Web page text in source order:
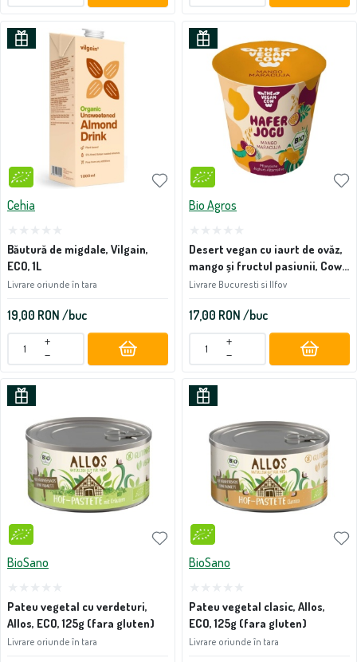
Cehia
Băutură de migdale, Vilgain,
ECO, 1L
Livrare oriunde în tara
19,00 RON /buc
+
−
Bio Agros
Desert vegan cu iaurt de ovăz,
mango și fructul pasiunii, Cow
Cow, ECO 150g
Livrare Bucuresti si Ilfov
17,00 RON /buc
+
−
BioSano
Pateu vegetal cu verdeturi,
Allos, ECO, 125g (fara gluten)
Livrare oriunde în tara
BioSano
Pateu vegetal clasic, Allos,
ECO, 125g (fara gluten)
Livrare oriunde în tara